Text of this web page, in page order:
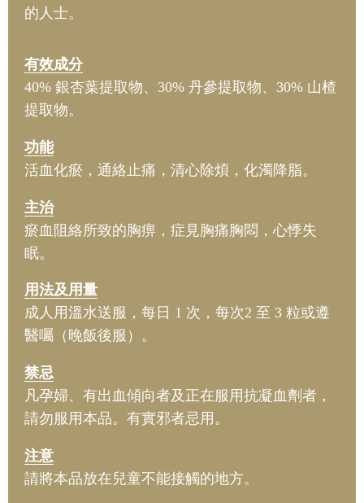
的人士。
有效成分
40% 銀杏葉提取物、30% 丹參提取物、30% 山楂
提取物。
功能
活血化瘀，通絡止痛，清心除煩，化濁降脂。
主治
瘀血阻絡所致的胸痹，症見胸痛胸悶，心悸失
眠。
用法及用量
成人用溫水送服，每日 1 次，每次2 至 3 粒或遵
醫囑（晚飯後服）。
禁忌
凡孕婦、有出血傾向者及正在服用抗凝血劑者，
請勿服用本品。有實邪者忌用。
注意
請將本品放在兒童不能接觸的地方。